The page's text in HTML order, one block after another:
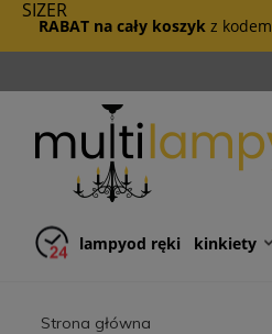
RABAT na cały koszyk z kodem
lampyod ręki kinkiety
Strona główna
SIZER